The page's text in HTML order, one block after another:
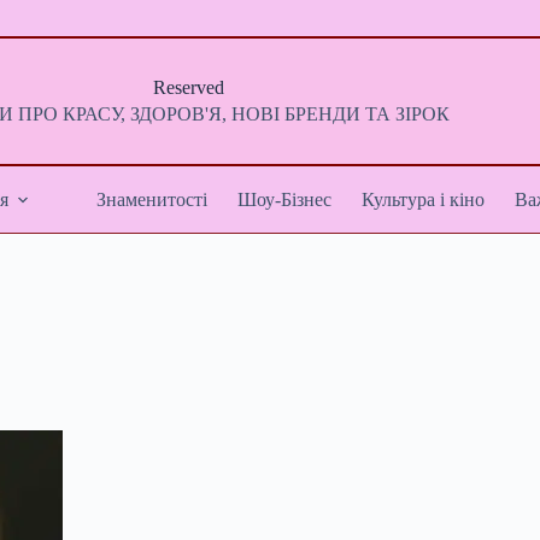
Reserved
ПРО КРАСУ, ЗДОРОВ'Я, НОВІ БРЕНДИ ТА ЗІРОК
Знаменитості Шоу-Бізнес Культура і кіно